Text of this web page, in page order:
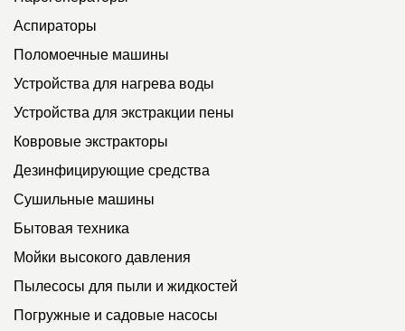
Аспираторы
Поломоечные машины
Устройства для нагрева воды
Устройства для экстракции пены
Ковровые экстракторы
Дезинфицирующие средства
Сушильные машины
Бытовая техника
Мойки высокого давления
Пылесосы для пыли и жидкостей
Погружные и садовые насосы